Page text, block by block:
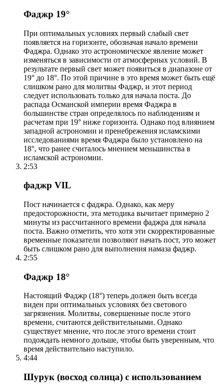
Фаджр 19°
При оптимальных условиях первый слабый свет
появляется на горизонте, обозначая начало времени
Фаджра. Однако это астрономическое явление может
изменяться в зависимости от атмосферных условий. В
результате первый свет может появиться в диапазоне от
19° до 18°. По этой причине в это время может быть ещё
слишком рано для молитвы Фаджр, и этот период
следует использовать только для начала поста. До
распада Османской империи время Фаджра в
большинстве стран определялось по наблюдениям и
расчетам при 19° ниже горизонта. Однако под влиянием
западной астрономии и пренебрежения исламскими
исследованиями время Фаджра было установлено на
18°, что ранее считалось мнением меньшинства в
исламской астрономии.
2:53
фаджр VIL
Пост начинается с фаджра. Однако, как меру
предосторожности, эта методика вычитает примерно 2
минуты из рассчитанного времени фаджра для начала
поста. Важно отметить, что хотя эти скорректированные
временные показатели позволяют начать пост, это может
быть слишком рано для выполнения намаза фаджр.
2:55
Фаджр 18°
Настоящий Фаджр (18°) теперь должен быть всегда
виден при оптимальных условиях без светового
загрязнения. Молитвы, совершенные после этого
времени, считаются действительными. Однако
существует мнение, что после этого времени стоит
подождать немного дольше, чтобы быть уверенным, что
время действительно наступило.
4:44
Шурук (восход солнца) с использованием